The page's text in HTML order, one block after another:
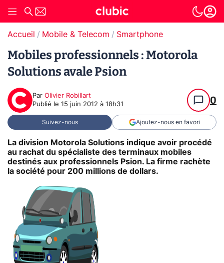
Accueil Mobile & Telecom Smartphone
Mobiles professionnels : Motorola
Solutions avale Psion
Par Olivier Robillart
Publié le 15 juin 2012 à 18h31 0
Suivez-nous Ajoutez-nous en favori
La division Motorola Solutions indique avoir procédé
au rachat du spécialiste des terminaux mobiles
destinés aux professionnels Psion. La firme rachète
la société pour 200 millions de dollars.